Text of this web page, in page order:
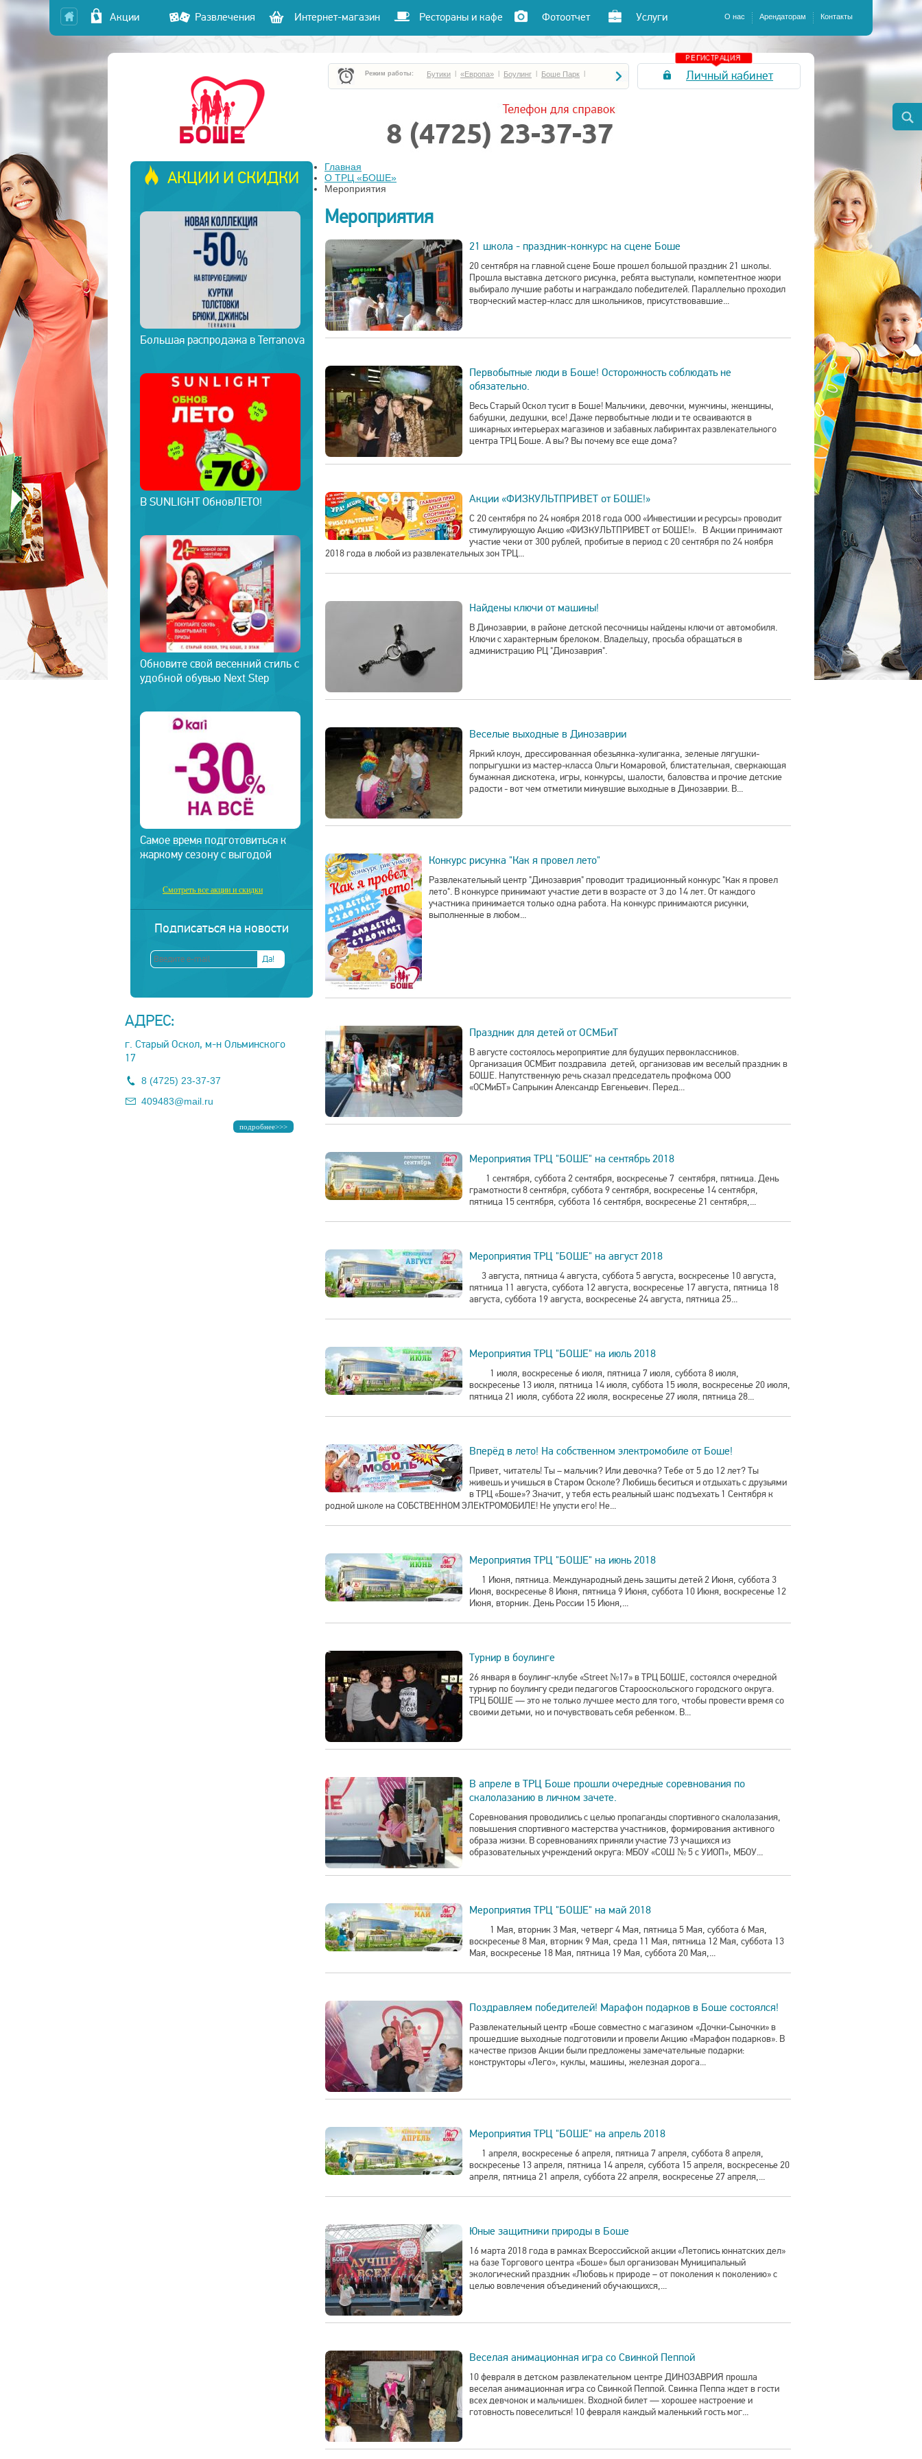
Акции Развлечения Интернет-магазин Рестораны и кафе Фотоотчет Услуги О нас Арендаторам Контакты
Режим работы: Бутики «Европа» Боулинг Боше Парк
Кафе и рестораны Кинотеатр «Чарли»
Личный кабинет
АКЦИИ И СКИДКИ
Большая распродажа в Terranova
В SUNLIGHT ОбновЛЕТО!
Обновите свой весенний стиль с
удобной обувью Next Step
Самое время подготовиться к
жаркому сезону с выгодой
Смотреть все акции и скидки
Подписаться на новости
АДРЕС:
г. Старый Оскол, м-н Ольминского
17
8 (4725) 23-37-37
409483@mail.ru
подробнее>>>
Главная
О ТРЦ «БОШЕ»
Мероприятия
Мероприятия
21 школа - праздник-конкурс на сцене Боше
20 сентября на главной сцене Боше прошел большой праздник 21 школы.
Прошла выставка детского рисунка, ребята выступали, компетентное жюри
выбирало лучшие работы и награждало победителей. Параллельно проходил
творческий мастер-класс для школьников, присутствовавшие...
Первобытные люди в Боше! Осторожность соблюдать не
обязательно.
Весь Старый Оскол тусит в Боше! Мальчики, девочки, мужчины, женщины,
бабушки, дедушки, все! Даже первобытные люди и те осваиваются в
шикарных интерьерах магазинов и забавных лабиринтах развлекательного
центра ТРЦ Боше. А вы? Вы почему все еще дома?
Акции «ФИЗКУЛЬТПРИВЕТ от БОШЕ!»
С 20 сентября по 24 ноября 2018 года ООО «Инвестиции и ресурсы» проводит
стимулирующую Акцию «ФИЗКУЛЬТПРИВЕТ от БОШЕ!». В Акции принимают
участие чеки от 300 рублей, пробитые в период с 20 сентября по 24 ноября
2018 года в любой из развлекательных зон ТРЦ...
Найдены ключи от машины!
В Динозаврии, в районе детской песочницы найдены ключи от автомобиля.
Ключи с характерным брелоком. Владельцу, просьба обращаться в
администрацию РЦ "Динозаврия".
Веселые выходные в Динозаврии
Яркий клоун, дрессированная обезьянка-хулиганка, зеленые лягушки-
попрыгушки из мастер-класса Ольги Комаровой, блистательная, сверкающая
бумажная дискотека, игры, конкурсы, шалости, баловства и прочие детские
радости - вот чем отметили минувшие выходные в Динозаврии. В...
Конкурс рисунка "Как я провел лето"
Развлекательный центр "Динозаврия" проводит традиционный конкурс "Как я провел
лето". В конкурсе принимают участие дети в возрасте от 3 до 14 лет. От каждого
участника принимается только одна работа. На конкурс принимаются рисунки,
выполненные в любом...
Праздник для детей от ОСМБиТ
В августе состоялось мероприятие для будущих первоклассников.
Организация ОСМБит поздравила детей, организовав им веселый праздник в
БОШЕ. Напутственную речь сказал председатель профкома ООО
«ОСМиБТ» Сапрыкин Александр Евгеньевич. Перед...
Мероприятия ТРЦ "БОШЕ" на сентябрь 2018
1 сентября, суббота 2 сентября, воскресенье 7 сентября, пятница. День
грамотности 8 сентября, суббота 9 сентября, воскресенье 14 сентября,
пятница 15 сентября, суббота 16 сентября, воскресенье 21 сентября,...
Мероприятия ТРЦ "БОШЕ" на август 2018
3 августа, пятница 4 августа, суббота 5 августа, воскресенье 10 августа,
пятница 11 августа, суббота 12 августа, воскресенье 17 августа, пятница 18
августа, суббота 19 августа, воскресенье 24 августа, пятница 25...
Мероприятия ТРЦ "БОШЕ" на июль 2018
1 июля, воскресенье 6 июля, пятница 7 июля, суббота 8 июля,
воскресенье 13 июля, пятница 14 июля, суббота 15 июля, воскресенье 20 июля,
пятница 21 июля, суббота 22 июля, воскресенье 27 июля, пятница 28...
Вперёд в лето! На собственном электромобиле от Боше!
Привет, читатель! Ты – мальчик? Или девочка? Тебе от 5 до 12 лет? Ты
живешь и учишься в Старом Осколе? Любишь беситься и отдыхать с друзьями
в ТРЦ «Боше»? Значит, у тебя есть реальный шанс подъехать 1 Сентября к
родной школе на СОБСТВЕННОМ ЭЛЕКТРОМОБИЛЕ! Не упусти его! Не...
Мероприятия ТРЦ "БОШЕ" на июнь 2018
1 Июня, пятница. Международный день защиты детей 2 Июня, суббота 3
Июня, воскресенье 8 Июня, пятница 9 Июня, суббота 10 Июня, воскресенье 12
Июня, вторник. День России 15 Июня,...
Турнир в боулинге
26 января в боулинг-клубе «Street №17» в ТРЦ БОШЕ, состоялся очередной
турнир по боулингу среди педагогов Старооскольского городского округа.
ТРЦ БОШЕ — это не только лучшее место для того, чтобы провести время со
своими детьми, но и почувствовать себя ребенком. В...
В апреле в ТРЦ Боше прошли очередные соревнования по
скалолазанию в личном зачете.
Соревнования проводились с целью пропаганды спортивного скалолазания,
повышения спортивного мастерства участников, формирования активного
образа жизни. В соревнованиях приняли участие 73 учащихся из
образовательных учреждений округа: МБОУ «СОШ № 5 с УИОП», МБОУ...
Мероприятия ТРЦ "БОШЕ" на май 2018
1 Мая, вторник 3 Мая, четверг 4 Мая, пятница 5 Мая, суббота 6 Мая,
воскресенье 8 Мая, вторник 9 Мая, среда 11 Мая, пятница 12 Мая, суббота 13
Мая, воскресенье 18 Мая, пятница 19 Мая, суббота 20 Мая,...
Поздравляем победителей! Марафон подарков в Боше состоялся!
Развлекательный центр «Боше совместно с магазином «Дочки-Сыночки» в
прошедшие выходные подготовили и провели Акцию «Марафон подарков». В
качестве призов Акции были предложены замечательные подарки:
конструкторы «Лего», куклы, машины, железная дорога...
Мероприятия ТРЦ "БОШЕ" на апрель 2018
1 апреля, воскресенье 6 апреля, пятница 7 апреля, суббота 8 апреля,
воскресенье 13 апреля, пятница 14 апреля, суббота 15 апреля, воскресенье 20
апреля, пятница 21 апреля, суббота 22 апреля, воскресенье 27 апреля,...
Юные защитники природы в Боше
16 марта 2018 года в рамках Всероссийской акции «Летопись юннатских дел»
на базе Торгового центра «Боше» был организован Муниципальный
экологический праздник «Любовь к природе – от поколения к поколению» с
целью вовлечения объединений обучающихся,...
Веселая анимационная игра со Свинкой Пеппой
10 февраля в детском развлекательном центре ДИНОЗАВРИЯ прошла
веселая анимационная игра со Свинкой Пеппой. Свинка Пеппа ждет в гости
всех девчонок и мальчишек. Входной билет — хорошее настроение и
готовность повеселиться! 10 февраля каждый маленький гость мог...